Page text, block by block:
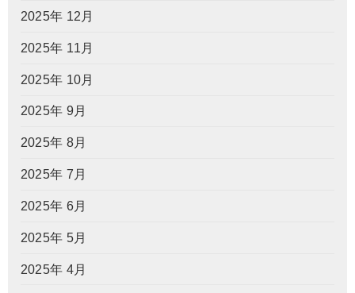
2025年 12月
2025年 11月
2025年 10月
2025年 9月
2025年 8月
2025年 7月
2025年 6月
2025年 5月
2025年 4月